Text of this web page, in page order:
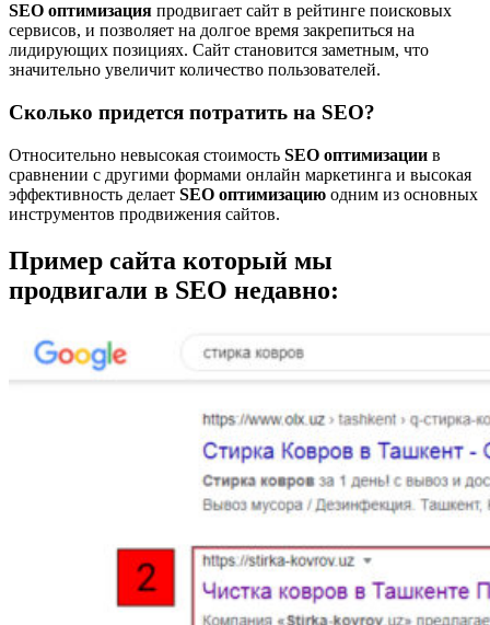
SEO оптимизация продвигает сайт в рейтинге поисковых
сервисов, и позволяет на долгое время закрепиться на
лидирующих позициях. Сайт становится заметным, что
значительно увеличит количество пользователей.
Сколько придется потратить на SEO?
Относительно невысокая стоимость SEO оптимизации в
сравнении с другими формами онлайн маркетинга и высокая
эффективность делает SEO оптимизацию одним из основных
инструментов продвижения сайтов.
Пример сайта который мы
продвигали в SEO недавно: